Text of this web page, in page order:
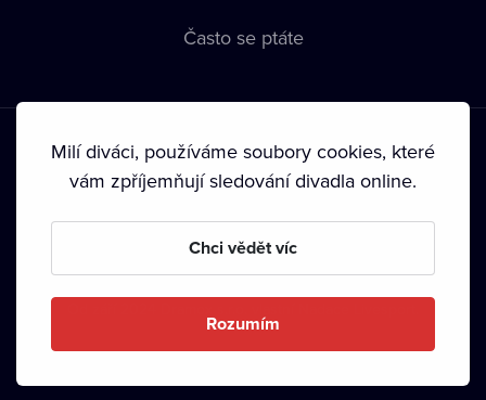
Často se ptáte
Podmínky používání • Ochrana soukromí • Zásady používání
• Autorská práva•
Milí diváci, používáme soubory cookies, které
vám zpříjemňují sledování divadla online.
Chci vědět víc
Rozumím